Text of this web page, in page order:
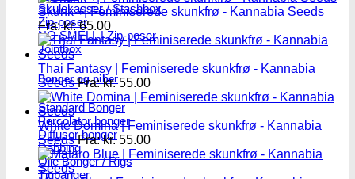
Skulekasser / Stashbox
Zip-poser
NO SMELL | Zip-poser
Jointbox
Bonger og piber
Standard Bonger
Percolator bonger
Diffusor bonger
Dabbing
Olie Bonger / Rigs
Tjubanger
Skunk +| Feminiserede skunkfrø - Kannabia Seeds
Fra:kr.65.00
Thai Fantasy | Feminiserede skunkfrø - Kannabia
Seeds Fra:kr.55.00
White Domina | Feminiserede skunkfrø - Kannabia
Seeds Fra:kr.55.00